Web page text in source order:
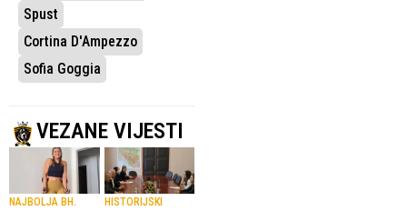
Spust
Cortina D'Ampezzo
Sofia Goggia
VEZANE VIJESTI
NAJBOLJA BH.
HISTORIJSKI